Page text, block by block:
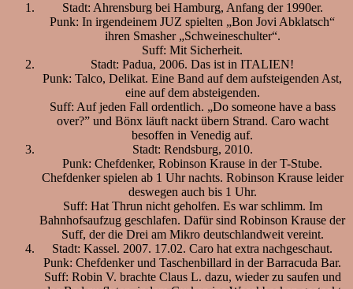
Stadt: Ahrensburg bei Hamburg, Anfang der 1990er.
Punk: In irgendeinem JUZ spielten „Bon Jovi Abklatsch“
ihren Smasher „Schweineschulter“.
Suff: Mit Sicherheit.
Stadt: Padua, 2006. Das ist in ITALIEN!
Punk: Talco, Delikat. Eine Band auf dem aufsteigenden Ast,
eine auf dem absteigenden.
Suff: Auf jeden Fall ordentlich. „Do someone have a bass
over?” und Bönx läuft nackt übern Strand. Caro wacht
besoffen in Venedig auf.
Stadt: Rendsburg, 2010.
Punk: Chefdenker, Robinson Krause in der T-Stube.
Chefdenker spielen ab 1 Uhr nachts. Robinson Krause leider
deswegen auch bis 1 Uhr.
Suff: Hat Thrun nicht geholfen. Es war schlimm. Im
Bahnhofsaufzug geschlafen. Dafür sind Robinson Krause der
Suff, der die Drei am Mikro deutschlandweit vereint.
Stadt: Kassel. 2007. 17.02. Caro hat extra nachgeschaut.
Punk: Chefdenker und Taschenbillard in der Barracuda Bar.
Suff: Robin V. brachte Claus L. dazu, wieder zu saufen und